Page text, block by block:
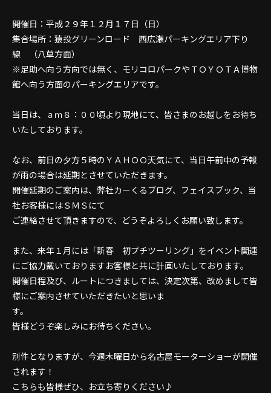
開催日：平成２９年１２月１７日（日）
集合場所：猿投グリーンロード 西広瀬パーキングエリア下り
線 （八草方面）
※足助へ向う方向では無く、モリコロパークやＴＯＹＯＴＡ博物
館へ向う方面のパーキングエリアです。
当日は、ａｍ８：００頃より現地にて、皆さまのお越しをお待ち
いたしております。
なお、前日の夕方５時のＹＡＨＯＯ天気にて、当日午前中の予報
が雨の場合は延期とさせていただきます。
開催延期のご案内は、弊社カーくるブログ、フェイスブック、当
社お客様にはＳＭＳにて
ご連絡させて頂きますので、どうぞよろしくお願い致します。
また、来年１月には「新春 初プチツーリング」をイベント関連
にご協力戴いておりますお客様と共に計画いたしております。
開催日程及び、ルートにつきましては、決定次第、改めまして皆
様にご案内させていただきたいと思いま
す。
皆様どうぞ楽しみにお待ちください。
別件となりますが、今週木曜日から名古屋モーターショーが開催
されます！
こちらも皆様ぜひ、お立ち寄りください♪